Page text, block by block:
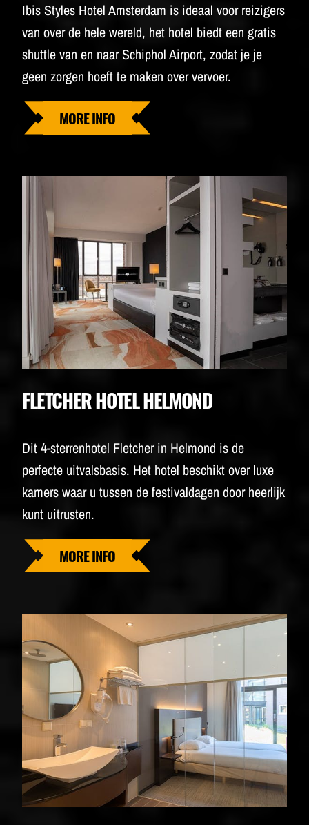
Ibis Styles Hotel Amsterdam is ideaal voor reizigers
van over de hele wereld, het hotel biedt een gratis
shuttle van en naar Schiphol Airport, zodat je je
geen zorgen hoeft te maken over vervoer.
MORE INFO
FLETCHER HOTEL HELMOND
Dit 4-sterrenhotel Fletcher in Helmond is de
perfecte uitvalsbasis. Het hotel beschikt over luxe
kamers waar u tussen de festivaldagen door heerlijk
kunt uitrusten.
MORE INFO